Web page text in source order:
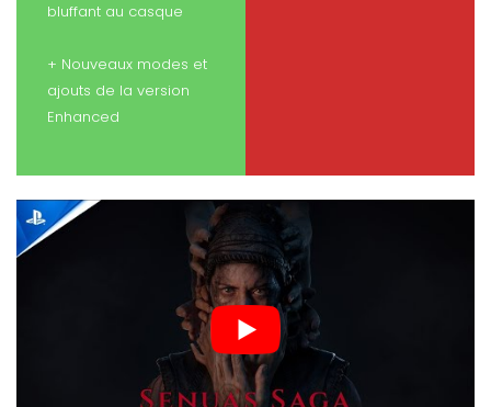
bluffant au casque
+ Nouveaux modes et
ajouts de la version
Enhanced